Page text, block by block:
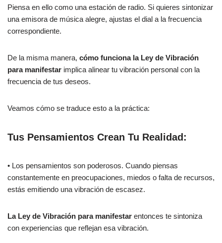
Piensa en ello como una estación de radio. Si quieres sintonizar
una emisora de música alegre, ajustas el dial a la frecuencia
correspondiente.
De la misma manera, cómo funciona la Ley de Vibración
para manifestar implica alinear tu vibración personal con la
frecuencia de tus deseos.
Veamos cómo se traduce esto a la práctica:
Tus Pensamientos Crean Tu Realidad:
• Los pensamientos son poderosos. Cuando piensas
constantemente en preocupaciones, miedos o falta de recursos,
estás emitiendo una vibración de escasez.
La Ley de Vibración para manifestar entonces te sintoniza
con experiencias que reflejan esa vibración.